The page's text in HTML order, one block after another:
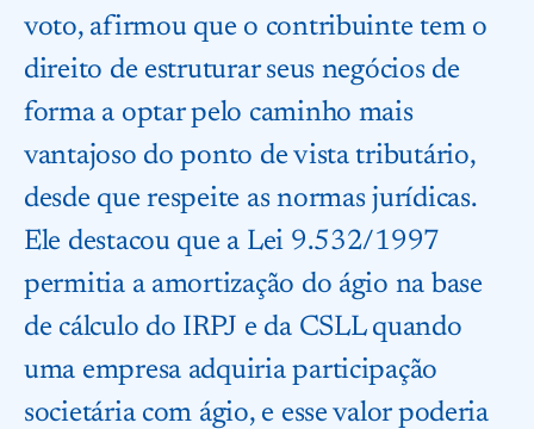
voto, afirmou que o contribuinte tem o
direito de estruturar seus negócios de
forma a optar pelo caminho mais
vantajoso do ponto de vista tributário,
desde que respeite as normas jurídicas.
Ele destacou que a Lei 9.532/1997
permitia a amortização do ágio na base
de cálculo do IRPJ e da CSLL quando
uma empresa adquiria participação
societária com ágio, e esse valor poderia